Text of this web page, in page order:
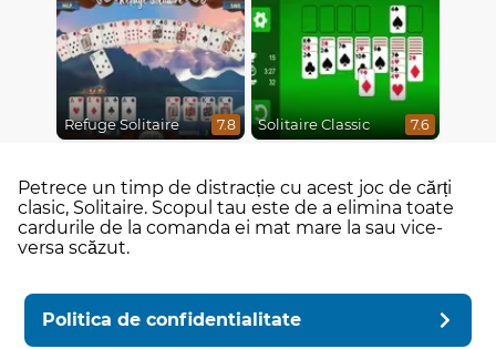
Refuge Solitaire 7.8 Solitaire Classic 7.6
Petrece un timp de distracție cu acest joc de cărți
clasic, Solitaire. Scopul tau este de a elimina toate
cardurile de la comanda ei mat mare la sau vice-
versa scăzut.
Politica de confidentialitate